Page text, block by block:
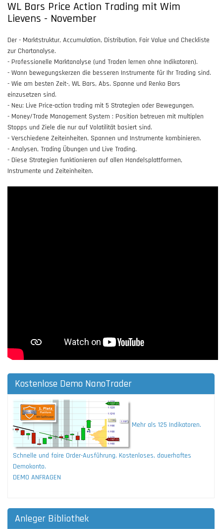
WL Bars Price Action Trading mit Wim
Lievens - November
Der - Marktstruktur, Accumulation, Distribution, Fair Value und Checkliste
zur Chartanalyse.
- Professionelle Marktanalyse (und Traden lernen ohne Indikatoren).
- Wann bewegungskerzen die besseren Instrumente für Ihr Trading sind.
- Wie am besten Zeit-, WL Bars, Abs. Spanne und Renko Bars
einzusetzen sind.
- Neu: Live Price-action trading mit 5 Strategien oder Bewegungen.
- Money/Trade Management System : Position betreuen mit multiplen
Stopps und Ziele die nur auf Volatilität basiert sind.
- Verschiedene Zeiteinheiten, Spannen und Instrumente kombinieren.
- Analysen, Trading Übungen und Live Trading.
- Diese Strategien funktionieren auf allen Handelsplattformen,
Instrumente und Zeiteinheiten.
Kostenlose Demo NanoTrader
Mehr als 125 Indikatoren.
Schnelle und faire Order-Ausführung. Kostenloses, dauerhaftes
Demokonto.
DEMO ANFRAGEN
Anleger Bibliothek